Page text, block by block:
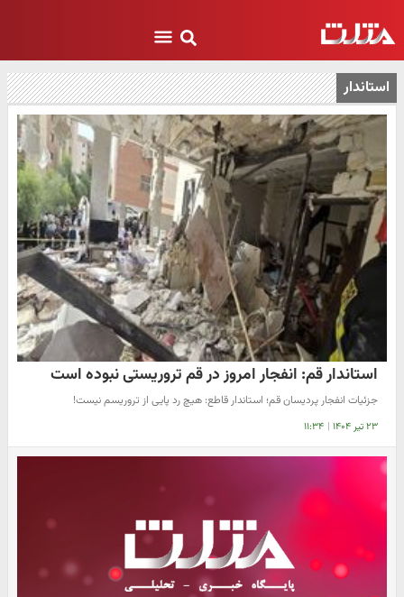
استاندار
استاندار قم: انفجار امروز در قم تروریستی نبوده است
جزئیات انفجار پردیسان قم؛ استاندار قاطع: هیچ رد پایی از تروریسم نیست!
۲۳ تیر ۱۴۰۴ | ۱۱:۳۴